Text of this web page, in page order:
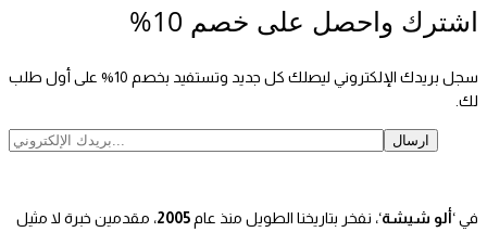
اشترك واحصل على خصم 10%
سجل بريدك الإلكتروني ليصلك كل جديد وتستفيد بخصم 10% على أول طلب
لك.
في ‘ألو شيشة‘، نفخر بتاريخنا الطويل منذ عام 2005، مقدمين خبرة لا مثيل